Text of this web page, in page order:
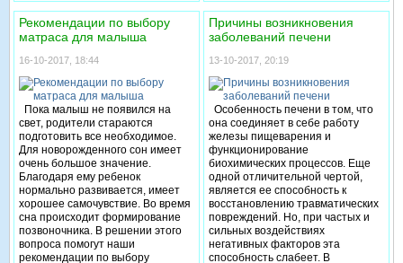
организма. С помощью
лактобактерий, бифидобактерий
микрофлора кишечника
уничтожает инфекцию. Но
бывает так, что иммунная
система дает сбой. Причиной
ослабленного иммунитета может
стать болезнь, нехватка
витаминов, нарушение режима
питания. В таком случае
микробы, беспрепятственно
попадая в организм (с немытых
рук, зараженной воды,
некачественно обработанных
пищевых продуктов), начинают
свою активную
жизнедеятельность. Они
размножаются и приводят к
Рекомендации по выбору
матраса для малыша
16-10-2017, 18:44
Пока малыш не появился на
свет, родители стараются
подготовить все необходимое.
Для новорожденного сон имеет
очень большое значение.
Благодаря ему ребенок
нормально развивается, имеет
хорошее самочувствие. Во время
сна происходит формирование
позвоночника. В решении этого
вопроса помогут наши
рекомендации по выбору
Причины возникновения
заболеваний печени
13-10-2017, 20:19
Особенность печени в том, что
она соединяет в себе работу
железы пищеварения и
функционирование
биохимических процессов. Еще
одной отличительной чертой,
является ее способность к
восстановлению травматических
повреждений. Но, при частых и
сильных воздействиях
негативных факторов эта
способность слабеет. В